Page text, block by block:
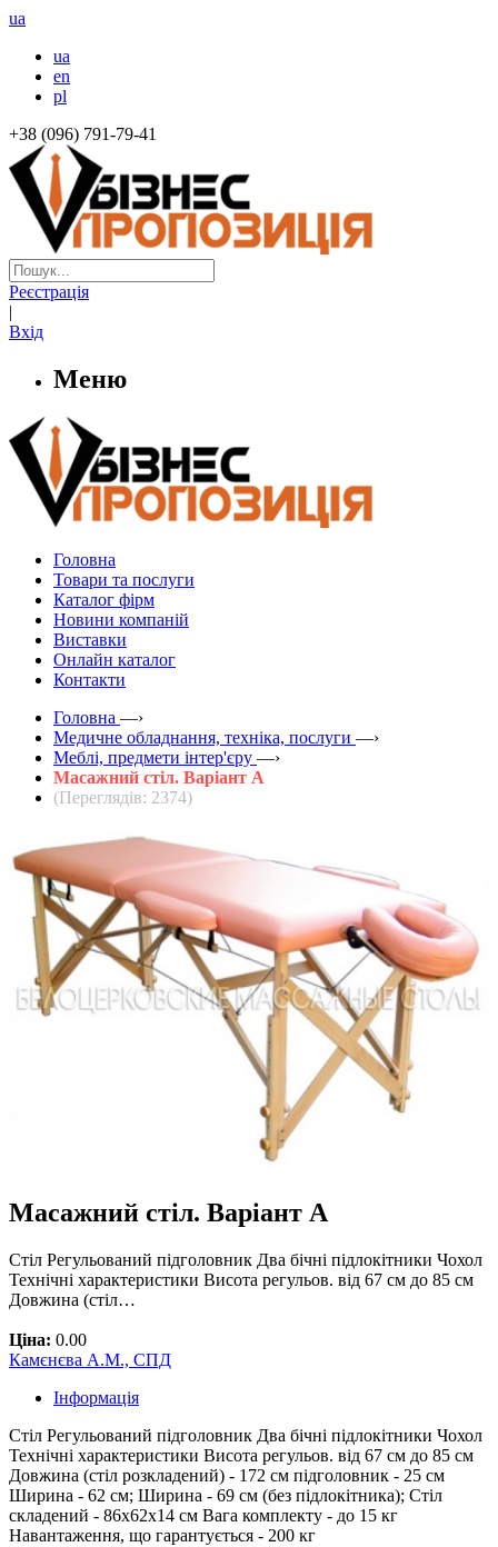
ua
ua
en
pl
+38 (096) 791-79-41
Реєстрація
|
Вхід
Меню
Головна
Товари та послуги
Каталог фірм
Новини компаній
Виставки
Онлайн каталог
Контакти
Головна —›
Медичне обладнання, техніка, послуги —›
Меблі, предмети інтер'єру —›
Масажний стіл. Варіант А
(Переглядів: 2374)
Масажний стіл. Варіант А
Стіл Регульований підголовник Два бічні підлокітники Чохол
Технічні характеристики Висота регульов. від 67 см до 85 см
Довжина (стіл…
Ціна: 0.00
Камєнєва А.М., СПД
Інформація
Стіл Регульований підголовник Два бічні підлокітники Чохол
Технічні характеристики Висота регульов. від 67 см до 85 см
Довжина (стіл розкладений) - 172 см підголовник - 25 см
Ширина - 62 см; Ширина - 69 см (без підлокітника); Стіл
складений - 86х62х14 см Вага комплекту - до 15 кг
Навантаження, що гарантується - 200 кг